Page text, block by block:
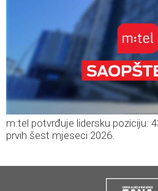
m:tel potvrđuje lidersku poziciju:
prvih šest mjeseci 2026.